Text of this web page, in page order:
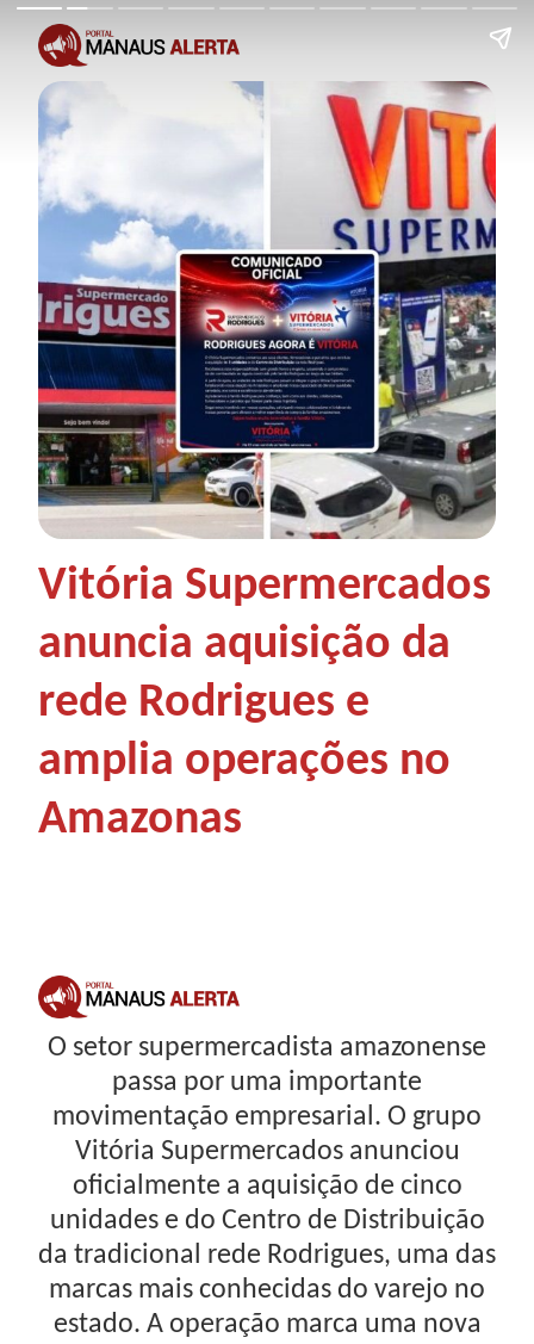
Vitória Supermercados
anuncia aquisição da
rede Rodrigues e
amplia operações no
Amazonas
O setor supermercadista amazonense
passa por uma importante
movimentação empresarial. O grupo
Vitória Supermercados anunciou
oficialmente a aquisição de cinco
unidades e do Centro de Distribuição
da tradicional rede Rodrigues, uma das
marcas mais conhecidas do varejo no
estado. A operação marca uma nova